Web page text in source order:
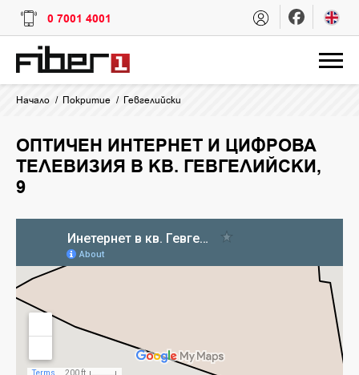
0 7001 4001
Начало Покритие Гевгелийски
ОПТИЧЕН ИНТЕРНЕТ И ЦИФРОВА
ТЕЛЕВИЗИЯ В КВ. ГЕВГЕЛИЙСКИ,
9